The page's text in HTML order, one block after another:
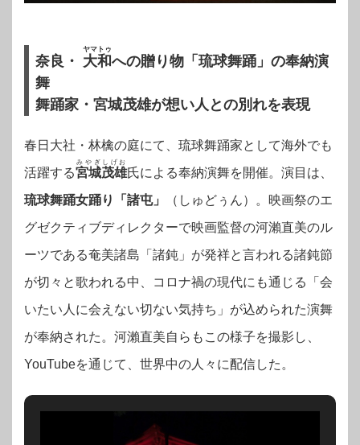
奈良・ 大和
ヤマトゥ
への贈り物「琉球舞踊」の奉納演
舞
舞踊家・宮城茂雄が想い人との別れを表現
春日大社・林檎の庭にて、琉球舞踊家として海外でも
活躍する宮城茂雄
みやぎしげお
氏による奉納演舞を開催。演目は、
琉球舞踊女踊り「諸屯」
（しゅどぅん）。映画祭のエ
グゼクティブディレクターで映画監督の河瀨直美のル
ーツである奄美諸島「諸鈍」が発祥と言われる諸鈍節
が切々と歌われる中、コロナ禍の現代にも通じる「会
いたい人に会えない切ない気持ち」が込められた演舞
が奉納された。河瀨直美自らもこの様子を撮影し、
YouTubeを通じて、世界中の人々に配信した。